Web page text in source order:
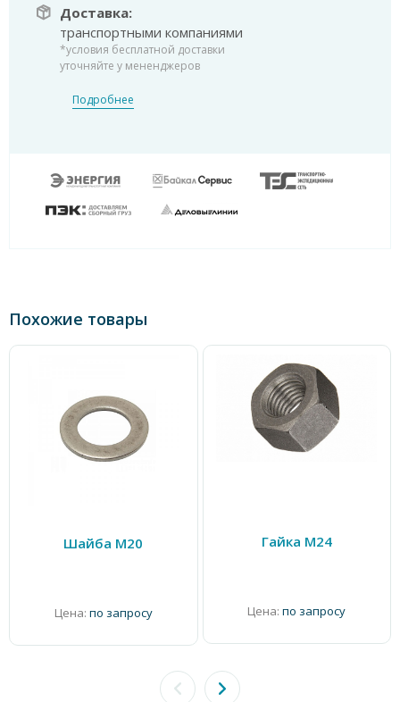
Доставка:
транспортными компаниями
*условия бесплатной доставки
уточняйте у мененджеров
Подробнее
Похожие товары
Шайба М20
Цена: по запросу
Гайка М24
Цена: по запросу